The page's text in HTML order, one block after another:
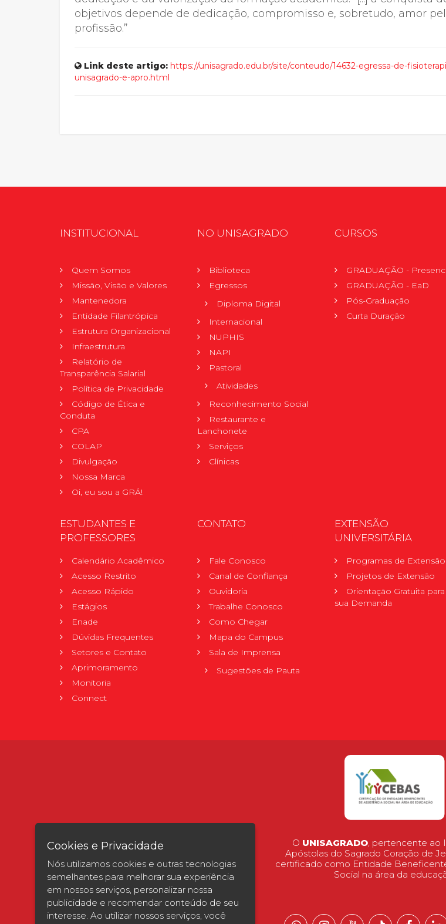
objetivos depende de dedicação, compromisso e, sobretudo, amor
profissão.”
Link deste artigo: https://unisagrado.edu.br/site/conteudo/14632-egressa-de-
unisagrado-e-apro.html
INSTITUCIONAL
Quem Somos
Missão, Visão e Valores
Mantenedora
Entidade Filantrópica
Estrutura Organizacional
Infraestrutura
Relatório de
Transparência Salarial
Política de Privacidade
Código de Ética e
Conduta
CPA
COLAP
Divulgação
Nossa Marca
Oi, eu sou a GRÁ!
NO UNISAGRADO
Biblioteca
Egressos
Diploma Digital
Internacional
NUPHIS
NAPI
Pastoral
Atividades
Reconhecimento Social
Restaurante e
Lanchonete
Serviços
Clínicas
CURSOS
GRADUAÇÃO -
GRADUAÇÃO - EaD
Pós-Graduação
Curta Duração
ESTUDANTES E
PROFESSORES
Calendário Acadêmico
Acesso Restrito
Acesso Rápido
Estágios
Enade
Dúvidas Frequentes
Setores e Contato
Aprimoramento
Monitoria
Connect
CONTATO
Fale Conosco
Canal de Confiança
Ouvidoria
Trabalhe Conosco
Como Chegar
Mapa do Campus
Sala de Imprensa
Sugestões de Pauta
EXTENSÃO
UNIVERSITÁRIA
Programas de Extensão
Projetos de Extensão
Orientação Gratuita para
sua Demanda
Verificada por
O UNISAGRADO, pertencente ao
Apóstolas do Sagrado Coração de
certificado como Entidade
Social na área da
Cookies e Privacidade
Nós utilizamos cookies e outras tecnologias
semelhantes para melhorar sua experiência
em nossos serviços, personalizar nossa
publicidade e recomendar conteúdo de seu
interesse. Ao utilizar nossos serviços, você